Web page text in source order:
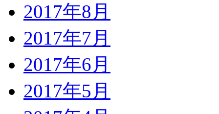
2017年8月
2017年7月
2017年6月
2017年5月